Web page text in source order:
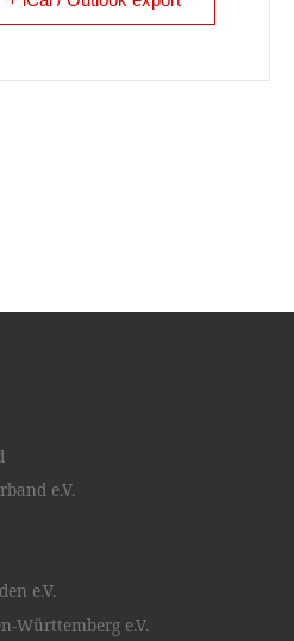
e.V.
e.V.
Württemberg e.V.